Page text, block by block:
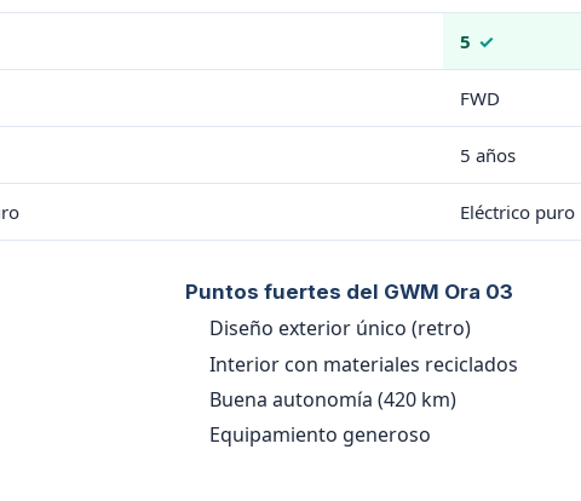
5
FWD
5 años
Eléctrico puro
Puntos fuertes del GWM Ora 03
Diseño exterior único (retro)
Interior con materiales reciclados
Buena autonomía (420 km)
Equipamiento generoso